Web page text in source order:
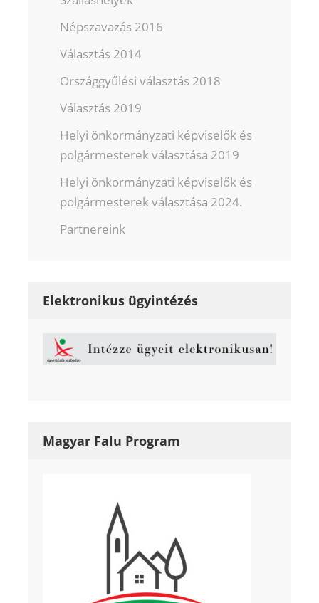
Népszavazás 2016
Választás 2014
Országgyűlési választás 2018
Választás 2019
Helyi önkormányzati képviselők és
polgármesterek választása 2019
Helyi önkormányzati képviselők és
polgármesterek választása 2024.
Partnereink
Elektronikus ügyintézés
Magyar Falu Program